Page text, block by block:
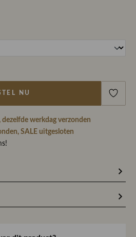
NU
werkdag verzonden
SALE uitgesloten